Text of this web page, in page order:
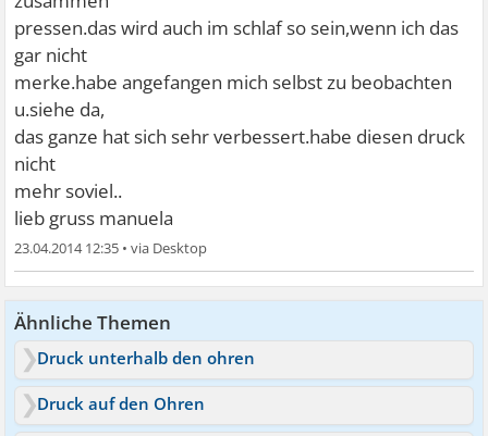
pressen.das wird auch im schlaf so sein,wenn ich das
gar nicht
merke.habe angefangen mich selbst zu beobachten
u.siehe da,
das ganze hat sich sehr verbessert.habe diesen druck
nicht
mehr soviel..
lieb gruss manuela
23.04.2014 12:35 •
Ähnliche Themen
Druck unterhalb den ohren
Druck auf den Ohren